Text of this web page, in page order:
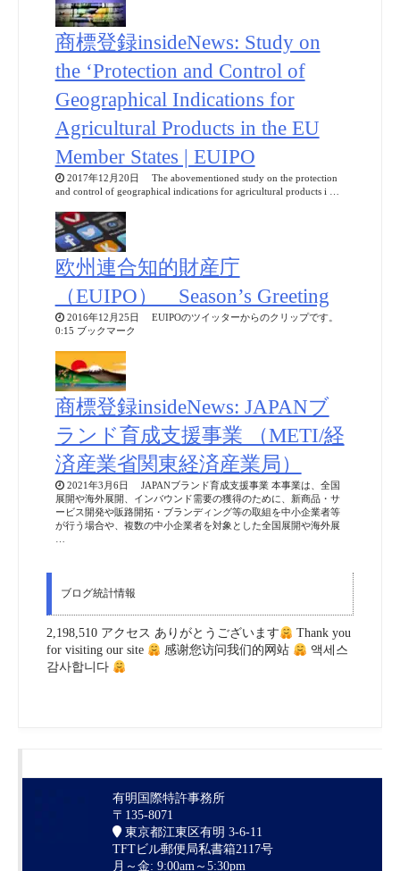
商標登録insideNews: Study on
the ‘Protection and Control of
Geographical Indications for
Agricultural Products in the EU
Member States | EUIPO
2017年12月20日 The abovementioned study on the protection
and control of geographical indications for agricultural products i …
欧州連合知的財産庁
（EUIPO） Season’s Greeting
2016年12月25日 EUIPOのツイッターからのクリップです。
0:15 ブックマーク
商標登録insideNews: JAPANブ
ランド育成支援事業 （METI/経
済産業省関東経済産業局）
2021年3月6日 JAPANブランド育成支援事業 本事業は、全国
展開や海外展開、インバウンド需要の獲得のために、新商品・サ
ービス開発や販路開拓・ブランディング等の取組を中小企業者等
が行う場合や、複数の中小企業者を対象とした全国展開や海外展
ブログ統計情報
2,198,510 アクセス ありがとうございます
Thank you
for visiting our site
感谢您访问我们的网站
액세스
감사합니다
有明国際特許事務所
〒135-8071
東京都江東区有明 3-6-11
TFTビル郵便局私書箱2117号
月～金: 9:00am～5:30pm